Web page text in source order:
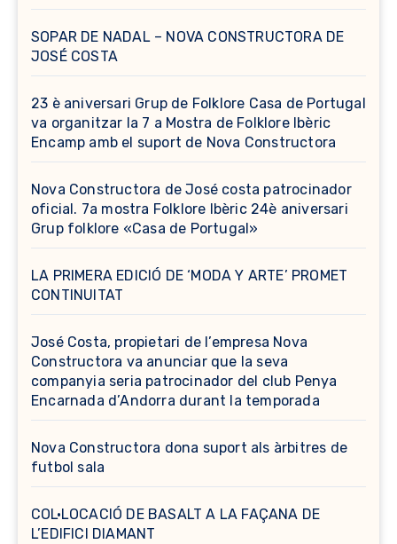
SOPAR DE NADAL – NOVA CONSTRUCTORA DE
JOSÉ COSTA
23 è aniversari Grup de Folklore Casa de Portugal
va organitzar la 7 a Mostra de Folklore Ibèric
Encamp amb el suport de Nova Constructora
Nova Constructora de José costa patrocinador
oficial. 7a mostra Folklore Ibèric 24è aniversari
Grup folklore «Casa de Portugal»
LA PRIMERA EDICIÓ DE ‘MODA Y ARTE’ PROMET
CONTINUITAT
José Costa, propietari de l’empresa Nova
Constructora va anunciar que la seva
companyia seria patrocinador del club Penya
Encarnada d’Andorra durant la temporada
Nova Constructora dona suport als àrbitres de
futbol sala
COL·LOCACIÓ DE BASALT A LA FAÇANA DE
L’EDIFICI DIAMANT